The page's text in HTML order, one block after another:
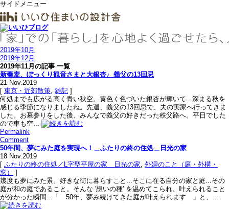
サイドメニュー
2019年10月
2019年12月
2019年11月の記事 一覧
新蕎麦、ぽっくり観音さまと大銀杏♪_義父の13回忌
21 Nov.2019
[ 東京・近郊散策, 雑記 ]
何処までも広がる高く青い秋空。黄色く色づいた銀杏が輝いて...深まる秋を
感じる季節になりましたね。先週、義父の13回忌で、夫の実家へ行ってきま
した。お墓参りをした後、みんなで義父の好きだった秩父路へ。平日でした
ので車も空...
Permalink
Comment
50年間、夢にみた庭を実現へ！＿ふたりの終の住処＿日光の家
18 Nov.2019
[ ふたりの終の住処／L字型平屋の家＿日光の家, 外廻のこと（庭・外構・
窓）
]
幾度も夢にみた景。好きな街に暮らすこと...そこに在る自分の家と庭...その
庭が和の庭であること。そんな '想いの種' を温めてこられ、叶えられること
が分かった瞬間...「 50年、夢み続けてきた庭が叶えられます 」と、...